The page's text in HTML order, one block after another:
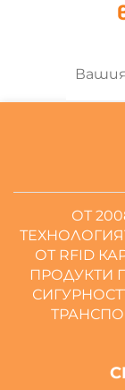
ОТ
ОТ RFID
ПРОДУКТИ